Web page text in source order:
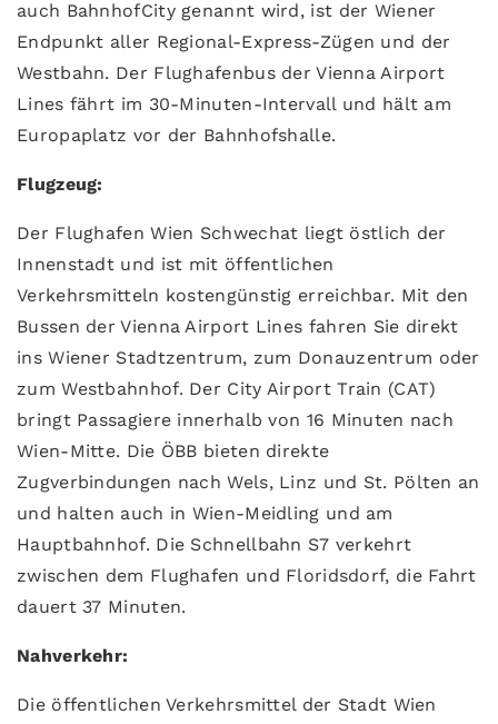
auch BahnhofCity genannt wird, ist der Wiener
Endpunkt aller Regional-Express-Zügen und der
Westbahn. Der Flughafenbus der Vienna Airport
Lines fährt im 30-Minuten-Intervall und hält am
Europaplatz vor der Bahnhofshalle.
Flugzeug:
Der Flughafen Wien Schwechat liegt östlich der
Innenstadt und ist mit öffentlichen
Verkehrsmitteln kostengünstig erreichbar. Mit den
Bussen der Vienna Airport Lines fahren Sie direkt
ins Wiener Stadtzentrum, zum Donauzentrum oder
zum Westbahnhof. Der City Airport Train (CAT)
bringt Passagiere innerhalb von 16 Minuten nach
Wien-Mitte. Die ÖBB bieten direkte
Zugverbindungen nach Wels, Linz und St. Pölten an
und halten auch in Wien-Meidling und am
Hauptbahnhof. Die Schnellbahn S7 verkehrt
zwischen dem Flughafen und Floridsdorf, die Fahrt
dauert 37 Minuten.
Nahverkehr:
Die öffentlichen Verkehrsmittel der Stadt Wien